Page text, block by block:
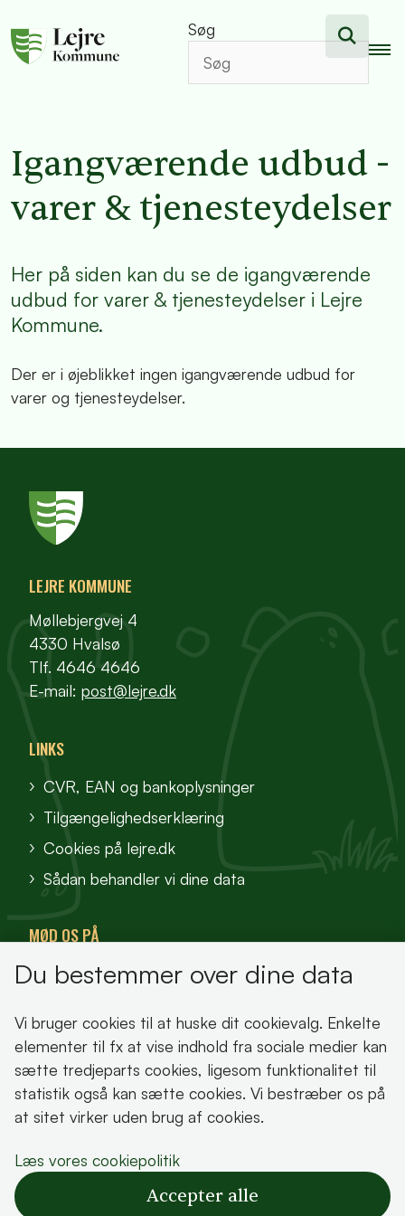
Søg
Igangværende udbud -
varer & tjenesteydelser
Her på siden kan du se de igangværende
udbud for varer & tjenesteydelser i Lejre
Kommune.
Der er i øjeblikket ingen igangværende udbud for
varer og tjenesteydelser.
LEJRE KOMMUNE
Møllebjergvej 4
4330 Hvalsø
Tlf. 4646 4646
E-mail: post@lejre.dk
LINKS
CVR, EAN og bankoplysninger
Tilgængelighedserklæring
Cookies på lejre.dk
Sådan behandler vi dine data
MØD OS PÅ
VisitFjordlandet
Oplev Lejre
Dette indhold kræver cookies for at blive vist
Du bestemmer over dine data
Vi bruger cookies til at huske dit cookievalg. Enkelte
elementer til fx at vise indhold fra sociale medier kan
sætte tredjeparts cookies, ligesom funktionalitet til
statistik også kan sætte cookies. Vi bestræber os på
at sitet virker uden brug af cookies.
Læs vores cookiepolitik
Accepter alle